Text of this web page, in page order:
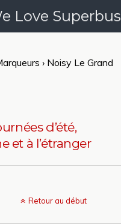
Love Superbus
› Noisy Le Grand
d’été,
et à l’étranger
Retour au début